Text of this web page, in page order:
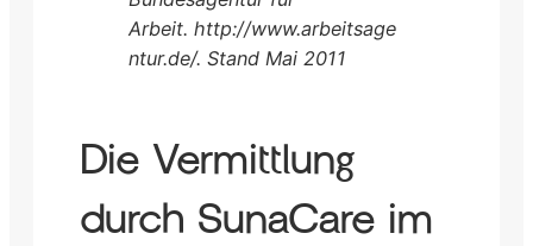
Arbeit. http://www.arbeitsage
ntur.de/. Stand Mai 2011
Die Vermittlung
durch SunaCare im